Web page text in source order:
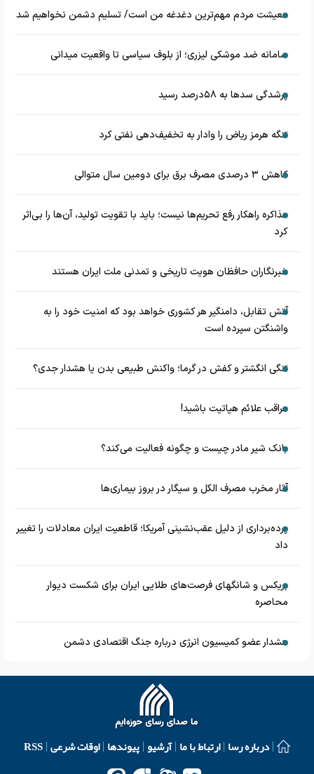
معیشت مردم مهم‌ترین دغدغه من است/ تسلیم دشمن نخواهیم شد
سامانه ضد موشکی لیزری؛ از بلوف سیاسی تا واقعیت میدانی
پرشدگی سدها به ۵۸درصد رسید
تنگه هرمز ریاض را وادار به تخفیف‌دهی نفتی کرد
کاهش ۳ درصدی مصرف برق برای دومین سال متوالی
مذاکره راهکار رفع تحریم‌ها نیست؛ باید با تقویت تولید، آن‌ها را بی‌اثر
کرد
خبرنگاران حافظان هویت تاریخی و تمدنی ملت ایران هستند
آتش تقابل، دامنگیر هر کشوری خواهد بود که امنیت خود را به
واشنگتن سپرده است
تنگی انگشتر و کفش در گرما؛ واکنش طبیعی بدن یا هشدار جدی؟
مراقب علائم هپاتیت باشید!
بانک شیر مادر چیست و چگونه فعالیت می‌کند؟
آثار مخرب مصرف الکل و سیگار در بروز بیماری‌ها
پرده‌برداری از دلیل عقب‌نشینی آمریکا؛ قاطعیت ایران معادلات را تغییر
داد
بریکس و شانگهای فرصت‌های طلایی ایران برای شکست دیوار
محاصره
هشدار عضو کمیسیون انرژی درباره جنگ اقتصادی دشمن
درباره رسا ارتباط با ما آرشیو پیوندها اوقات شرعی RSS